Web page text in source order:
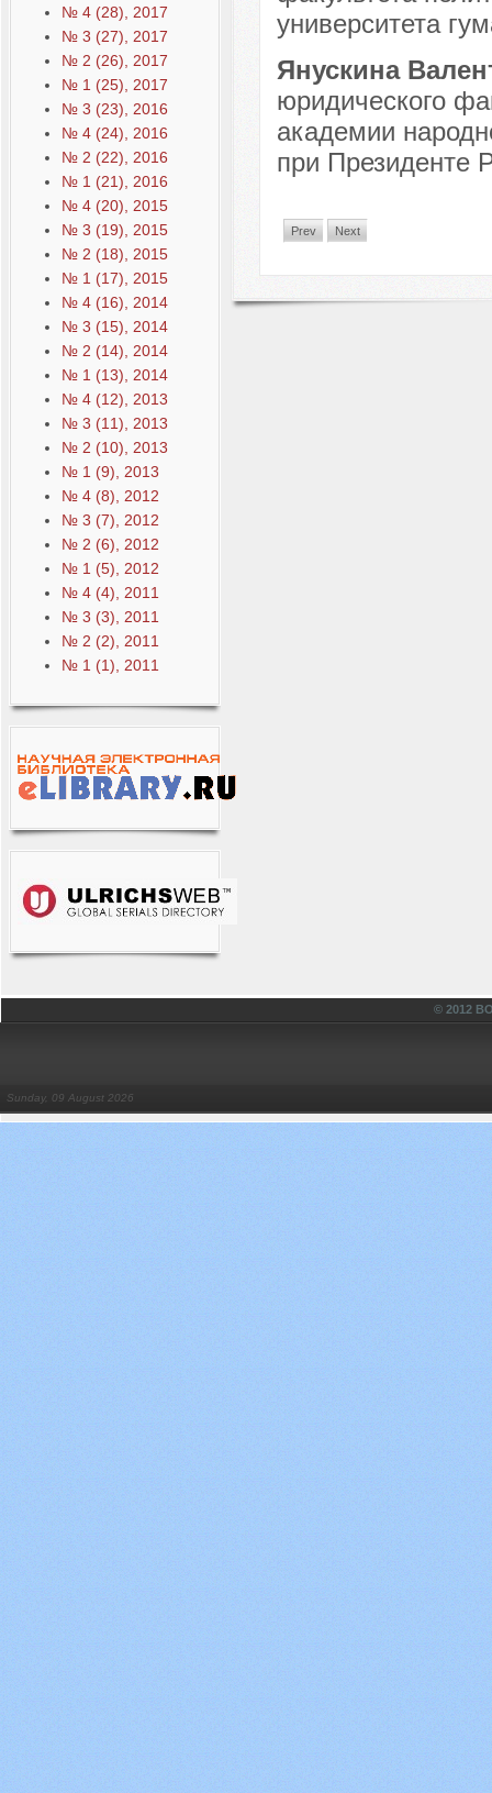
№ 4 (28), 2017
№ 3 (27), 2017
№ 2 (26), 2017
№ 1 (25), 2017
№ 3 (23), 2016
№ 4 (24), 2016
№ 2 (22), 2016
№ 1 (21), 2016
№ 4 (20), 2015
№ 3 (19), 2015
№ 2 (18), 2015
№ 1 (17), 2015
№ 4 (16), 2014
№ 3 (15), 2014
№ 2 (14), 2014
№ 1 (13), 2014
№ 4 (12), 2013
№ 3 (11), 2013
№ 2 (10), 2013
№ 1 (9), 2013
№ 4 (8), 2012
№ 3 (7), 2012
№ 2 (6), 2012
№ 1 (5), 2012
№ 4 (4), 2011
№ 3 (3), 2011
№ 2 (2), 2011
№ 1 (1), 2011
университета
Янускина
юридического
академии
при Президенте
Prev Next
© 2012
Sunday, 09 August 2026